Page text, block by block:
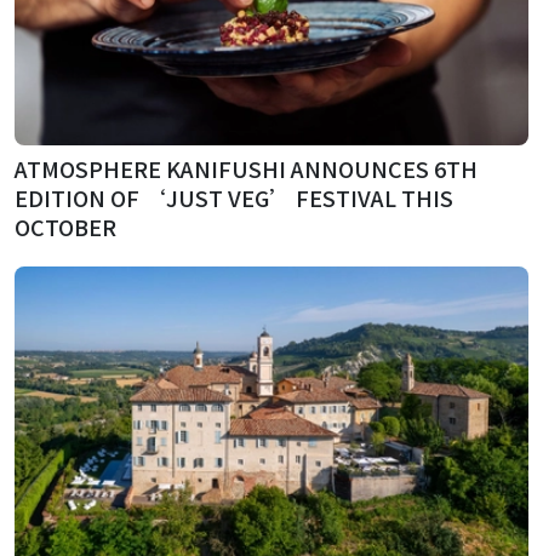
ATMOSPHERE KANIFUSHI ANNOUNCES 6TH
EDITION OF ‘JUST VEG’ FESTIVAL THIS
OCTOBER